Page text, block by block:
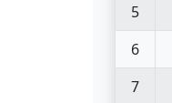
5
6
7